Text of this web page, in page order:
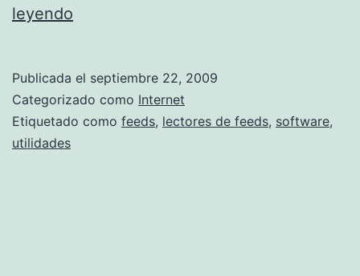
leyendo
t
o
Publicada el septiembre 22, 2009
Categorizado como Internet
Etiquetado como feeds, lectores de feeds, software,
utilidades